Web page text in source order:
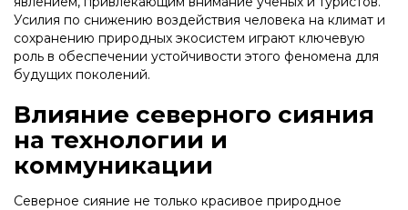
Усилия по снижению воздействия человека на климат и
сохранению природных экосистем играют ключевую
роль в обеспечении устойчивости этого феномена для
будущих поколений.
Влияние северного сияния
на технологии и
коммуникации
Северное сияние не только красивое природное